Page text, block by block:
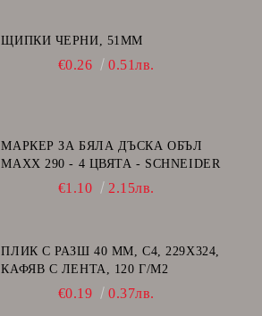
ЩИПКИ ЧЕРНИ, 51ММ
€0.26 0.51лв.
МАРКЕР ЗА БЯЛА ДЪСКА ОБЪЛ
MAXX 290 - 4 ЦВЯТА - SCHNEIDER
€1.10 2.15лв.
ПЛИК С РАЗШ 40 MM, C4, 229Х324,
КАФЯВ С ЛЕНТА, 120 Г/М2
€0.19 0.37лв.